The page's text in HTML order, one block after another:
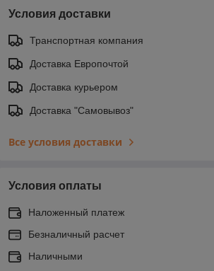
Условия доставки
Транспортная компания
Доставка Европочтой
Доставка курьером
Доставка "Самовывоз"
Все условия доставки
Условия оплаты
Наложенный платеж
Безналичный расчет
Наличными